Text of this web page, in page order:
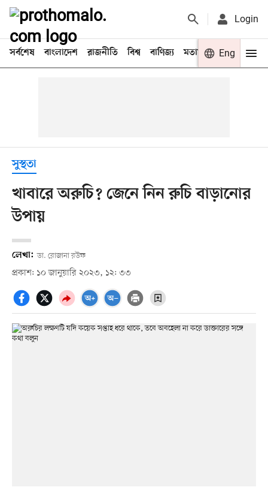
Login
সর্বশেষ বাংলাদেশ রাজনীতি বিশ্ব বাণিজ্য মতামত খেলা
Eng
সুস্থতা
খাবারে অরুচি? জেনে নিন রুচি বাড়ানোর
উপায়
লেখা: ডা. রোজানা রউফ
প্রকাশ: ১০ জানুয়ারি ২০২৩, ১২: ৩৩